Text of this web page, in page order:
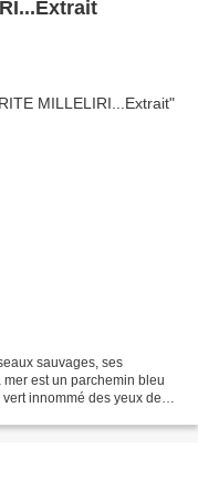
sauvages, ses
est un parchemin bleu
innommé des yeux de